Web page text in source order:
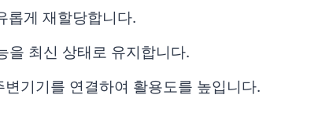
롭게 재할당합니다.
을 최신 상태로 유지합니다.
기기를 연결하여 활용도를 높입니다.